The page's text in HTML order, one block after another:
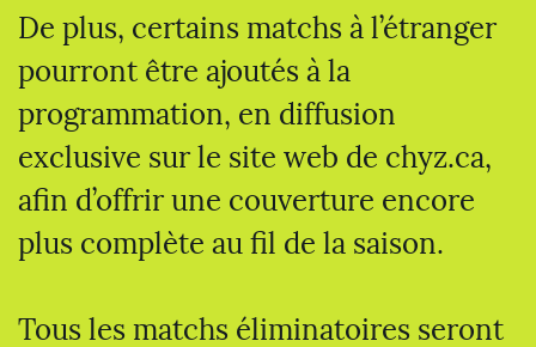
De plus, certains matchs à l’étranger
pourront être ajoutés à la
programmation, en diffusion
exclusive sur le site web de chyz.ca,
afin d’offrir une couverture encore
plus complète au fil de la saison.
Tous les matchs éliminatoires seront